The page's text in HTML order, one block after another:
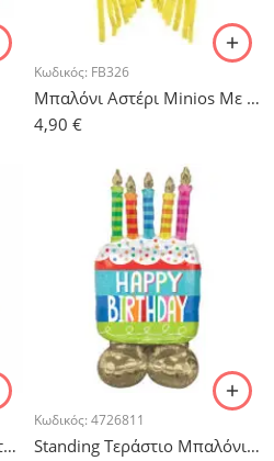
Κωδικός: FB326
Μπαλόνι Αστέρι Minios Με Κρόσια
4,90 €
Μπαλόνια Minions 11” – 8τμχ.
Κωδικός: 4726811
Standing Τεράστιο Μπαλόνι Τούρτα ”Happy Birthday”